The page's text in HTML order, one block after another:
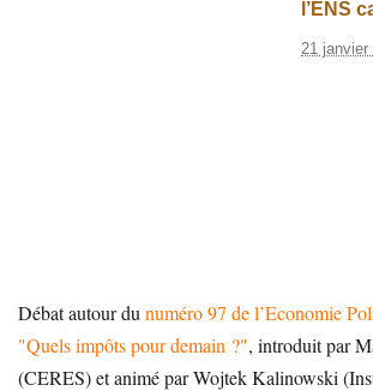
l’ENS
21 janvier
Débat autour du numéro 97 de l’Economie
"Quels impôts pour demain ?", introduit par
(CERES) et animé par Wojtek Kalinowski